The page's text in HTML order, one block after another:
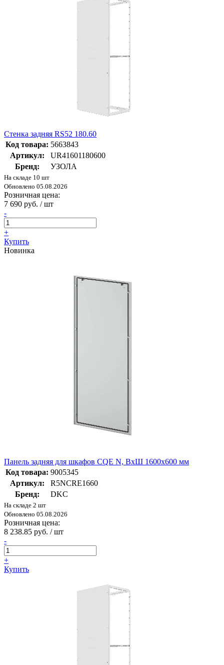
Стенка задняя RS52 180.60
Код товара: 5663843
Артикул:
UR41601180600
Бренд:
УЗОЛА
На складе 10 шт
Обновлено 05.08.2026
Розничная цена:
7 690 руб. / шт
-
+
Купить
Новинка
Панель задняя для шкафов CQE N, ВхШ 1600х600 мм
Код товара: 9005345
Артикул:
R5NCRE1660
Бренд:
DKC
На складе 2 шт
Обновлено 05.08.2026
Розничная цена:
8 238.85 руб. / шт
-
+
Купить